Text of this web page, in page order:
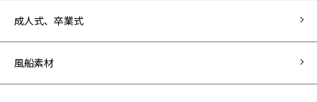
成人式、卒業式
風船素材